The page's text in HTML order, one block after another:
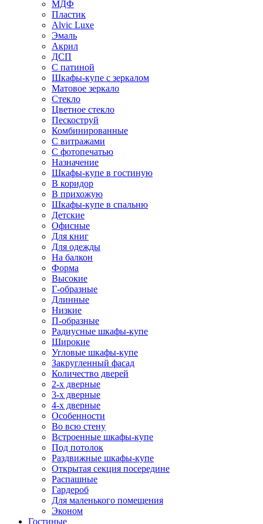
МДФ
Пластик
Alvic Luxe
Эмаль
Акрил
ДСП
С патиной
Шкафы-купе с зеркалом
Матовое зеркало
Стекло
Цветное стекло
Пескоструй
Комбинированные
С витражами
С фотопечатью
Назначение
Шкафы-купе в гостиную
В коридор
В прихожую
Шкафы-купе в спальню
Детские
Офисные
Для книг
Для одежды
На балкон
Форма
Высокие
Г-образные
Длинные
Низкие
П-образные
Радиусные шкафы-купе
Широкие
Угловые шкафы-купе
Закругленный фасад
Количество дверей
2-х дверные
3-х дверные
4-х дверные
Особенности
Во всю стену
Встроенные шкафы-купе
Под потолок
Раздвижные шкафы-купе
Открытая секция посередине
Распашные
Гардероб
Для маленького помещения
Эконом
Гостиные